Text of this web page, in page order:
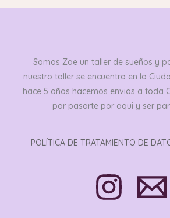
Somos Zoe un taller de sueños y
nuestro taller se encuentra en la
hace 5 años hacemos envios a toda
por pasarte por aqui y ser
POLÍTICA DE TRATAMIENTO DE